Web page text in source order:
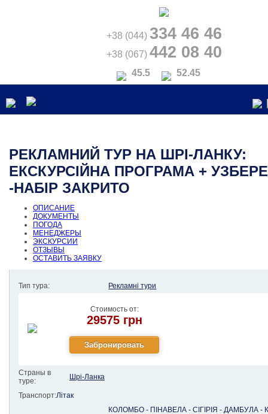
+38 (044) 334 46 46
+38 (067) 442 08 40
45.5 52.45
РЕКЛАМНИЙ ТУР НА ШРІ-ЛАНКУ:
ЕКСКУРСІЙНА ПРОГРАМА +
-НАБІР ЗАКРИТО
ОПИСАНИЕ
ДОКУМЕНТЫ
ПОГОДА
МЕНЕДЖЕРЫ
ЭКСКУРСИИ
ОТЗЫВЫ
ОСТАВИТЬ ЗАЯВКУ
Тип тура: Рекламні тури
Стоимость от:
29575 грн
Страны в
туре:
Шрі-Ланка
Транспорт:Літак
КОЛОМБО - ПІНАВЕЛА - СІГІРІЯ - ДАМБУЛА -